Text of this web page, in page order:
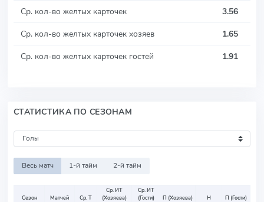
Ср. кол-во желтых карточек
3.56
Ср. кол-во желтых карточек хозяев
1.65
Ср. кол-во желтых карточек гостей
1.91
СТАТИСТИКА ПО СЕЗОНАМ
Весь матч 1-й тайм 2-й тайм
Сезон Матчей Ср. Т
Ср. ИТ
(Хозяева)
Ср. ИТ
(Гости)
П (Хозяева) Н
П (Гости)